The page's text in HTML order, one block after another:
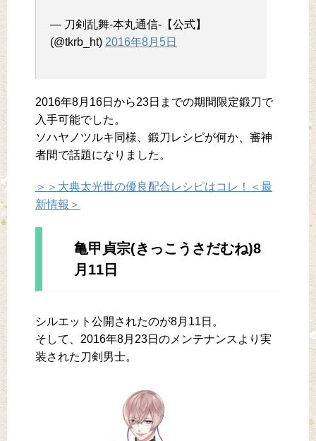
— 刀剣乱舞-本丸通信-【公式】
(@tkrb_ht) 2016年8月5日
2016年8月16日から23日までの期間限定鍛刀で
入手可能でした。
ソハヤノツルキ同様、鍛刀レシピが何か、審神
者間で話題になりました。
＞＞大典太光世の優良配合レシピはコレ！＜最
新情報＞
亀甲貞宗(きっこうさだむね)8
月11日
シルエット公開されたのが8月11日。
そして、2016年8月23日のメンテナンスより実
装された刀剣男士。